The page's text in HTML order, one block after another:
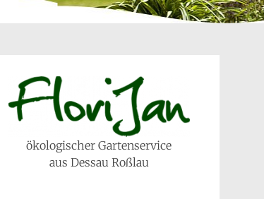
ökologischer Gartenservice
aus Dessau Roßlau